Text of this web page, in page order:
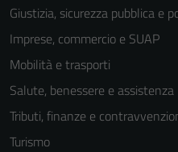
Giustizia, sicurezza pubblica e
Imprese, commercio e SUAP
Mobilità e trasporti
Salute, benessere e assistenza
Tributi, finanze e
Turismo